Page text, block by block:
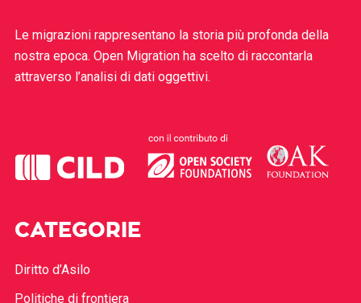
Le migrazioni rappresentano la storia più profonda della
nostra epoca. Open Migration ha scelto di raccontarla
attraverso l’analisi di dati oggettivi.
CATEGORIE
Diritto d’Asilo
Politiche di frontiera